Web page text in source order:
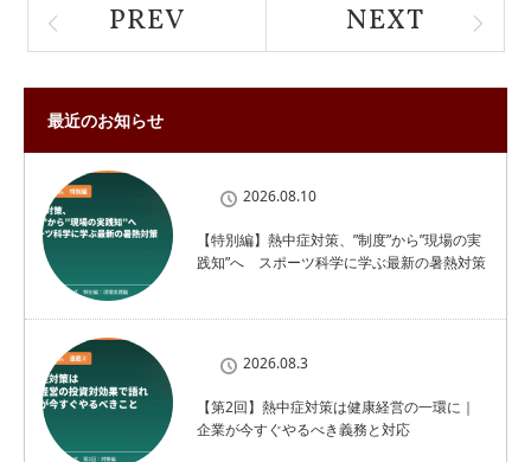
PREV NEXT
最近のお知らせ
2026.08.10
【特別編】熱中症対策、”制度”から”現場の実
践知”へ スポーツ科学に学ぶ最新の暑熱対策
2026.08.3
【第2回】熱中症対策は健康経営の一環に｜
企業が今すぐやるべき義務と対応